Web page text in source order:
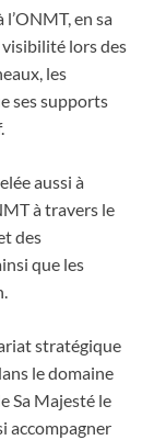
l’ONMT, en sa
lors des
les
ses supports
aussi à
à travers le
des
que les
stratégique
le domaine
Sa Majesté le
accompagner